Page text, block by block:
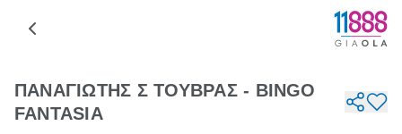
ΠΑΝΑΓΙΩΤΗΣ Σ ΤΟΥΒΡΑΣ - BINGO
FANTASIA